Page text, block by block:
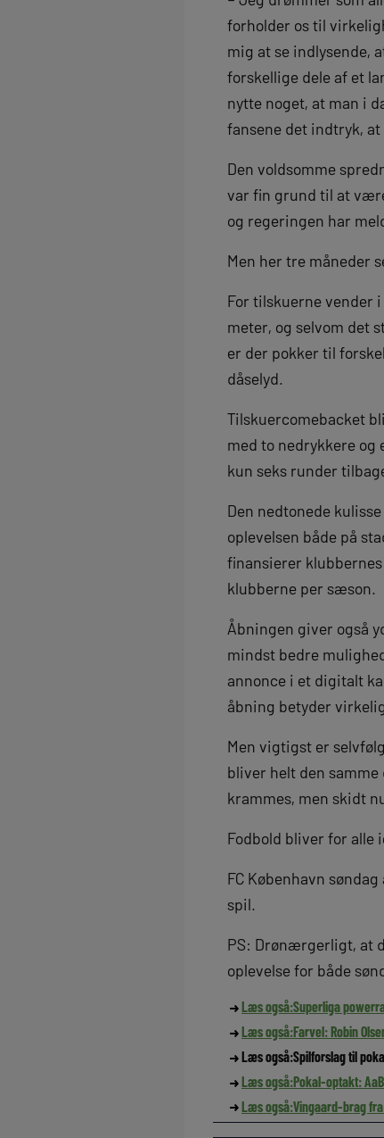
forholder os til
mig at se indlysende,
forskellige dele af et
nytte noget, at man i
fansene det indtryk,
Den voldsomme
var fin grund til at
og regeringen har
Men her tre måneder
For tilskuerne vender
meter, og selvom det
er der pokker til
dåselyd.
Tilskuercomebacket
med to nedrykkere og
kun seks runder
Den nedtonede
oplevelsen både på
finansierer
klubberne per sæson.
Åbningen giver også
mindst bedre
annonce i et digitalt
åbning betyder
Men vigtigst er
bliver helt den
krammes, men skidt
Fodbold bliver for alle
FC København
spil.
PS: Drønærgerligt, at
oplevelse for både
Læs også:Superliga
Læs også:Farvel: Robin
Læs også:Spilforslag til
Læs også:Pokal-optakt:
Læs også:Vingaard-brag